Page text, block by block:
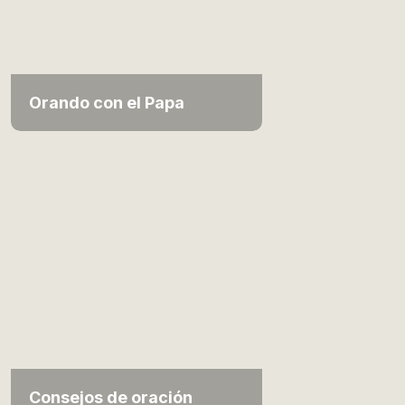
Orando con el Papa
Consejos de oración